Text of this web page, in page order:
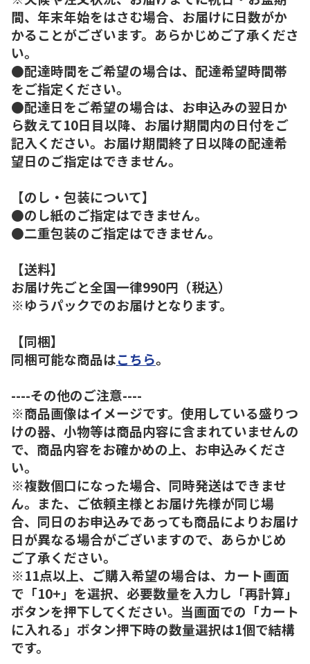
間、年末年始をはさむ場合、お届けに日数がか
かることがございます。あらかじめご了承くださ
い。
●配達時間をご希望の場合は、配達希望時間帯
をご指定ください。
●配達日をご希望の場合は、お申込みの翌日か
ら数えて10日目以降、お届け期間内の日付をご
記入ください。お届け期間終了日以降の配達希
望日のご指定はできません。
【のし・包装について】
●のし紙のご指定はできません。
●二重包装のご指定はできません。
【送料】
お届け先ごと全国一律990円（税込）
※ゆうパックでのお届けとなります。
【同梱】
同梱可能な商品はこちら。
----その他のご注意----
※商品画像はイメージです。使用している盛りつ
けの器、小物等は商品内容に含まれていませんの
で、商品内容をお確かめの上、お申込みくださ
い。
※複数個口になった場合、同時発送はできませ
ん。また、ご依頼主様とお届け先様が同じ場
合、同日のお申込みであっても商品によりお届け
日が異なる場合がございますので、あらかじめ
ご了承ください。
※11点以上、ご購入希望の場合は、カート画面
で「10+」を選択、必要数量を入力し「再計算」
ボタンを押下してください。当画面での「カート
に入れる」ボタン押下時の数量選択は1個で結構
です。